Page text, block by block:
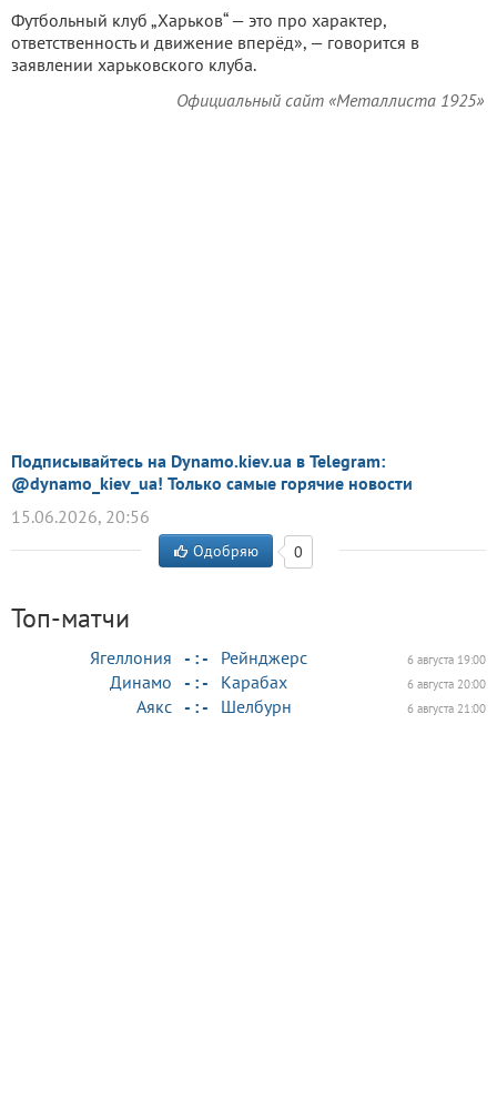
Футбольный клуб „Харьков“ — это про характер,
ответственность и движение вперёд», — говорится в
заявлении харьковского клуба.
Официальный сайт «Металлиста 1925»
Подписывайтесь на Dynamo.kiev.ua в Telegram:
@dynamo_kiev_ua! Только самые горячие новости
15.06.2026, 20:56
Одобряю 0
Топ-матчи
Ягеллония Рейнджерс
- : - 6 августа 19:00
Динамо Карабах
- : - 6 августа 20:00
Аякс Шелбурн
- : - 6 августа 21:00